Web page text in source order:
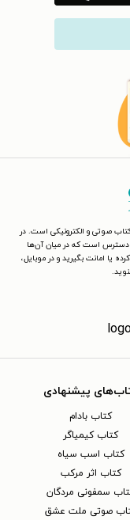
کتاب صوتی و الکترونیکی است. در
دسترس است که در میان آن‌ها
یا امانت بگیرید و در موبایل،
پیشنهادی
کتاب بادام
کتاب کیمیاگر
کتاب اسب سیاه
کتاب اثر مرکب
سمفونی مردگان
صوتی ملت عشق